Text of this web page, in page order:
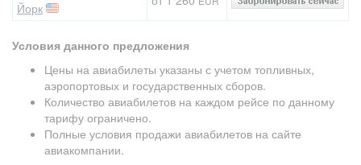
Йорк
Условия данного предложения
Цены на авиабилеты указаны с учетом топливных,
аэропортовых и государственных сборов.
Количество авиабилетов на каждом рейсе по данному
тарифу ограничено.
Полные условия продажи авиабилетов на сайте
авиакомпании.